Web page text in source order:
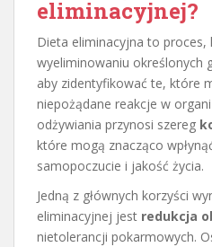
eliminacyjnej?
Dieta eliminacyjna to proces,
wyeliminowaniu określonych
aby zidentyfikować te, które
niepożądane reakcje w
odżywiania przynosi szereg
które mogą znacząco
samopoczucie i jakość życia.
Jedną z głównych korzyści
eliminacyjnej jest redukcja
nietolerancji pokarmowych.